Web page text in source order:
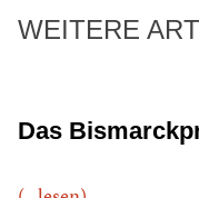
WEITERE
Das